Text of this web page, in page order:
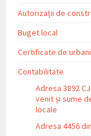
Autorizații de
Buget local
Certificate de
Contabilitate
Adresa 3892
venit și sume
locale
Adresa 4456